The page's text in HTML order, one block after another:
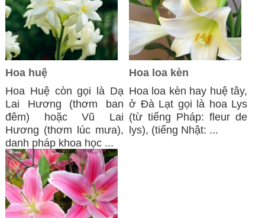
Hoa huệ
Hoa Huệ còn gọi là Dạ
Lai Hương (thơm ban
đêm) hoặc Vũ Lai
Hương (thơm lúc mưa),
danh pháp khoa học ...
Hoa loa kèn
Hoa loa kèn hay huệ tây,
ở Đà Lạt gọi là hoa Lys
(từ tiếng Pháp: fleur de
lys), (tiếng Nhật: ...